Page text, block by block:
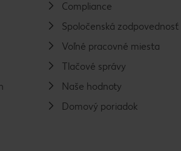
Compliance
Spoločenská zodpovednosť
Voľné pracovné miesta
Tlačové správy
Naše hodnoty
Domový poriadok